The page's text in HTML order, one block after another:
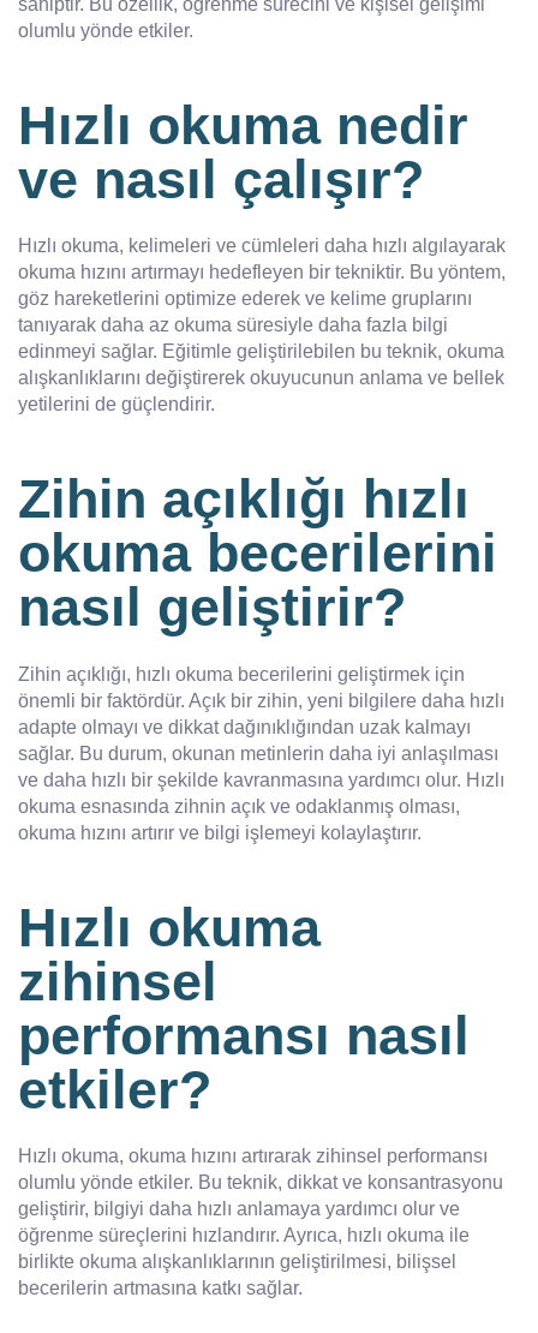
olumlu yönde etkiler.
Hızlı okuma nedir
ve nasıl çalışır?
Hızlı okuma, kelimeleri ve cümleleri daha hızlı algılayarak
okuma hızını artırmayı hedefleyen bir tekniktir. Bu yöntem,
göz hareketlerini optimize ederek ve kelime gruplarını
tanıyarak daha az okuma süresiyle daha fazla bilgi
edinmeyi sağlar. Eğitimle geliştirilebilen bu teknik, okuma
alışkanlıklarını değiştirerek okuyucunun anlama ve bellek
yetilerini de güçlendirir.
Zihin açıklığı hızlı
okuma becerilerini
nasıl geliştirir?
Zihin açıklığı, hızlı okuma becerilerini geliştirmek için
önemli bir faktördür. Açık bir zihin, yeni bilgilere daha hızlı
adapte olmayı ve dikkat dağınıklığından uzak kalmayı
sağlar. Bu durum, okunan metinlerin daha iyi anlaşılması
ve daha hızlı bir şekilde kavranmasına yardımcı olur. Hızlı
okuma esnasında zihnin açık ve odaklanmış olması,
okuma hızını artırır ve bilgi işlemeyi kolaylaştırır.
Hızlı okuma
zihinsel
performansı nasıl
etkiler?
Hızlı okuma, okuma hızını artırarak zihinsel performansı
olumlu yönde etkiler. Bu teknik, dikkat ve konsantrasyonu
geliştirir, bilgiyi daha hızlı anlamaya yardımcı olur ve
öğrenme süreçlerini hızlandırır. Ayrıca, hızlı okuma ile
birlikte okuma alışkanlıklarının geliştirilmesi, bilişsel
becerilerin artmasına katkı sağlar.